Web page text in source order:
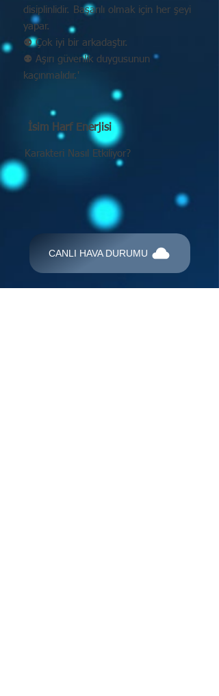
disiplinlidir. Başarılı olmak için her şeyi
yapar.
⚉ Çok iyi bir arkadaştır.
⚉ Aşırı güvenlik duygusunun
kaçınmalıdır.'
İsim Harf Enerjisi
Karakteri Nasıl Etkiliyor?
CANLI HAVA DURUMU